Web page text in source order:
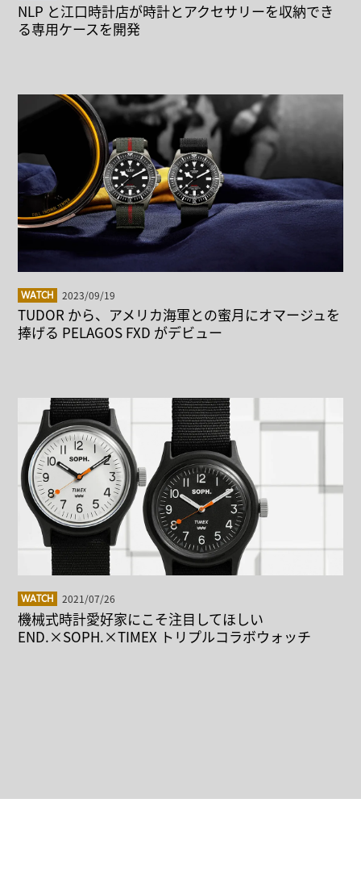
NLP と江口時計店が時計とアクセサリーを収納でき
る専用ケースを開発
WATCH 2023/09/19
TUDOR から、アメリカ海軍との蜜月にオマージュを
捧げる PELAGOS FXD がデビュー
WATCH 2021/07/26
機械式時計愛好家にこそ注目してほしい
END.×SOPH.×TIMEX トリプルコラボウォッチ